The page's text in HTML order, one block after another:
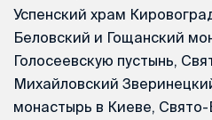
Успенский храм
Беловский и Гощанский
Голосеевскую пустынь,
Михайловский
монастырь в Киеве,